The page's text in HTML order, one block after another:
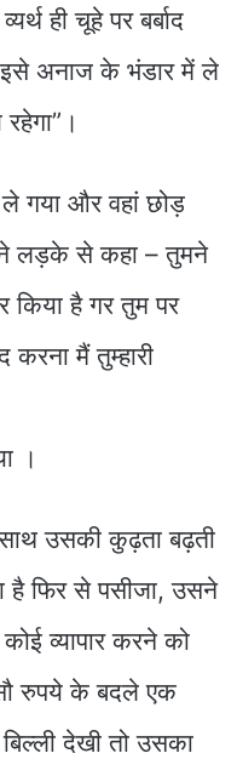
ही चूहे पर बर्बाद
अनाज के भंडार में ले
गया और वहां छोड़
लड़के से कहा – तुमने
किया है गर तुम पर
करना मैं तुम्हारी
।
उसकी कुढ़ता बढ़ती
है फिर से पसीजा, उसने
व्यापार करने को
रुपये के बदले एक
देखी तो उसका